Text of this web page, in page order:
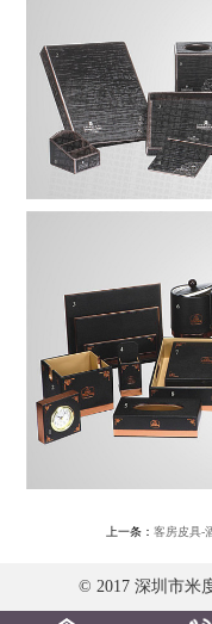
上一条： 客房皮具-
© 2017 深圳市米